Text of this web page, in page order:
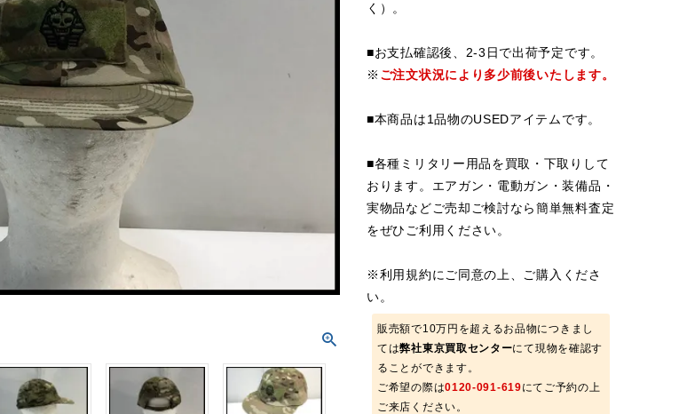
く）。
■お支払確認後、2-3日で出荷予定です。
※ ご注文状況により多少前後いたします。
■本商品は1品物のUSEDアイテムです。
■各種ミリタリー用品を買取・下取りして
おります。エアガン・電動ガン・装備品・
実物品などご売却ご検討なら簡単無料査定
をぜひご利用ください。
※利用規約にご同意の上、ご購入くださ
い。
販売額で10万円を超えるお品物につきまし
ては弊社東京買取センターにて現物を確認す
ることができます。
ご希望の際は0120-091-619にてご予約の上
ご来店ください。